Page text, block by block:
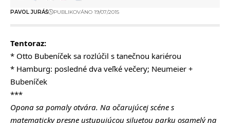
PAVOL JURÁŠ PUBLIKOVÁNO 19/07/2015
Tentoraz:
* Otto Bubeníček sa rozlúčil s tanečnou kariérou
* Hamburg: posledné dva veľké večery; Neumeier +
Bubeníček
***
Opona sa pomaly otvára. Na očarujúcej scéne s
matematicky presne ustupujúcou siluetou parku osamelý na